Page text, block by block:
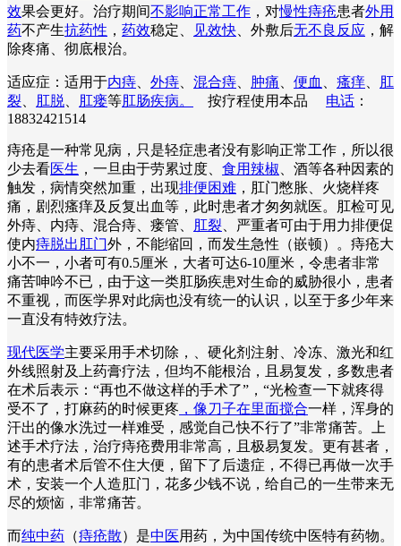
效果会更好。治疗期间不影响正常工作 ，对慢性痔疮患者外用
药不产生抗药性 ， 药效稳定、 见效快 、外敷后无不良反应 ，解
除疼痛、彻底根治。
适应症：适用于内痔 外痔 混合痔 肿痛 便血 瘙痒
肛
裂
肛脱 肛瘘等肛肠疾病。 按疗程使用本品 电话 ：
18832421514
痔疮是一种常见病，只是轻症患者没有影响正常工作，所以很
少去看医生 ，一旦由于劳累过度、 食用辣椒 、酒等各种因素的
触发，病情突然加重，出现排便困难 ，肛门憋胀、火烧样疼
痛，剧烈瘙痒及反复出血等，此时患者才匆匆就医。肛检可见
外痔、内痔、混合痔、瘘管、
肛裂 、严重者可由于用力排便促
使内痔脱出肛门外，不能缩回，而发生急性（嵌顿）。痔疮大
小不一，小者可有0.5厘米，大者可达6-10厘米，令患者非常
痛苦呻吟不已，由于这一类肛肠疾患对生命的威胁很小，患者
不重视，而医学界对此病也没有统一的认识，以至于多少年来
一直没有特效疗法。
现代医学主要采用手术切除，、硬化剂注射、冷冻、激光和红
外线照射及上药膏疗法，但均不能根治，且易复发，多数患者
在术后表示：“再也不做这样的手术了”，“光检查一下就疼得
受不了，打麻药的时候更疼 ，像刀子在里面搅合一样，浑身的
汗出的像水洗过一样难受，感觉自己快不行了”非常痛苦。上
述手术疗法，治疗痔疮费用非常高，且极易复发。更有甚者，
有的患者术后管不住大便，留下了后遗症，不得已再做一次手
术，安装一个人造肛门，花多少钱不说，给自己的一生带来无
尽的烦恼，非常痛苦。
而纯中药 （痔疮散）是中医用药，为中国传统中医特有药物。